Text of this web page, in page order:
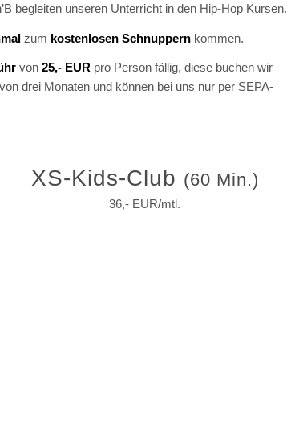
begleiten unseren Unterricht in den Hip-Hop Kursen.
zum kostenlosen Schnuppern kommen.
von 25,- EUR pro Person fällig, diese buchen wir
drei Monaten und können bei uns nur per SEPA-
XS-Kids-Club (60 Min.)
36,- EUR/mtl.